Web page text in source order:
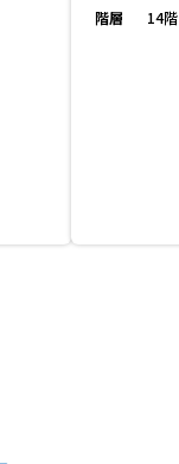
階層
14階